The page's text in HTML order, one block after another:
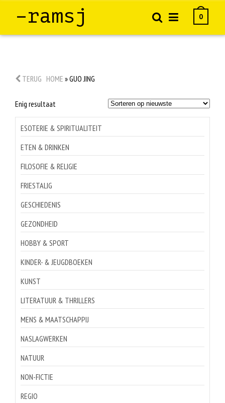
–ramsj 0
TERUG HOME »GUO JING
Enig resultaat
ESOTERIE & SPIRITUALITEIT
ETEN & DRINKEN
FILOSOFIE & RELIGIE
FRIESTALIG
GESCHIEDENIS
GEZONDHEID
HOBBY & SPORT
KINDER- & JEUGDBOEKEN
KUNST
LITERATUUR & THRILLERS
MENS & MAATSCHAPPIJ
NASLAGWERKEN
NATUUR
NON-FICTIE
REGIO